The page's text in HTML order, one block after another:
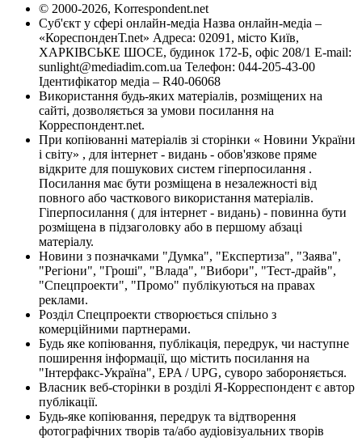
© 2000-2026, Korrespondent.net
Суб'єкт у сфері онлайн-медіа Назва онлайн-медіа –
«КореспонденТ.net» Адреса: 02091, місто Київ,
ХАРКІВСЬКЕ ШОСЕ, будинок 172-Б, офіс 208/1 E-mail:
sunlight@mediadim.com.ua Телефон: 044-205-43-00
Ідентифікатор медіа – R40-06068
Використання будь-яких матеріалів, розміщених на
сайті, дозволяється за умови посилання на
Корреспондент.net.
При копіюванні матеріалів зі сторінки « Новини України
і світу» , для інтернет - видань - обов'язкове пряме
відкрите для пошукових систем гіперпосилання .
Посилання має бути розміщена в незалежності від
повного або часткового використання матеріалів.
Гіперпосилання ( для інтернет - видань) - повинна бути
розміщена в підзаголовку або в першому абзаці
матеріалу.
Новини з позначками "Думка", "Експертиза", "Заява",
"Регіони", "Гроші", "Влада", "Вибори", "Тест-драйв",
"Спецпроекти", "Промо" публікуються на правах
реклами.
Розділ Спецпроекти створюється спільно з
комерційними партнерами.
Будь яке копіювання, публікація, передрук, чи наступне
поширення інформації, що містить посилання на
"Інтерфакс-Україна", EPA / UPG, суворо забороняється.
Власник веб-сторінки в розділі Я-Корреспондент є автор
публікації.
Будь-яке копіювання, передрук та відтворення
фотографічних творів та/або аудіовізуальних творів